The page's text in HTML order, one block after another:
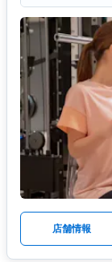
店舗情報